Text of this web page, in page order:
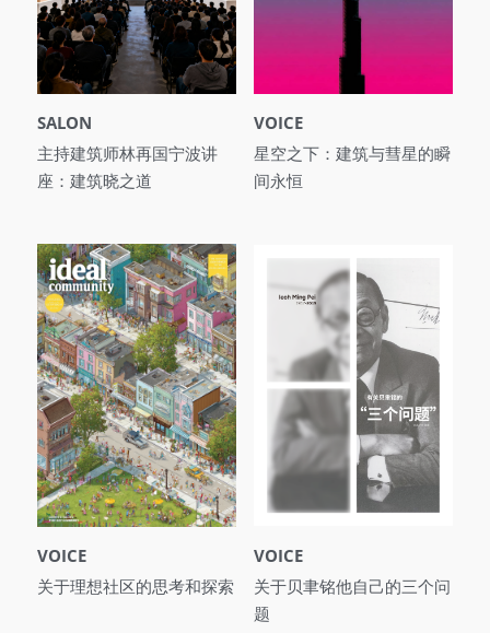
SALON
主持建筑师林再国宁波讲
座：建筑晓之道
VOICE
星空之下：建筑与彗星的瞬
间永恒
VOICE
关于理想社区的思考和探索
VOICE
关于贝聿铭他自己的三个问
题